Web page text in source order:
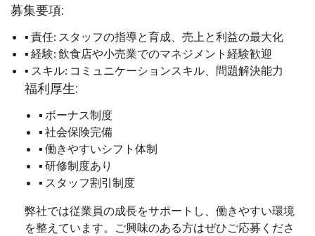
募集要項:
▪ 責任: スタッフの指導と育成、売上と利益の最大化
▪ 経験: 飲食店や小売業でのマネジメント経験歓迎
▪ スキル: コミュニケーションスキル、問題解決能力
福利厚生:
▪ ボーナス制度
▪ 社会保険完備
▪ 働きやすいシフト体制
▪ 研修制度あり
▪ スタッフ割引制度
弊社では従業員の成長をサポートし、働きやすい環境
を整えています。ご興味のある方はぜひご応募くださ